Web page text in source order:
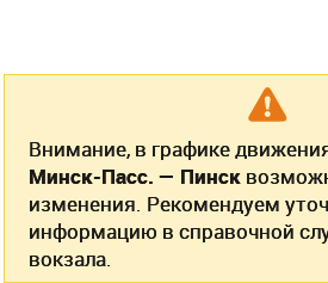
Внимание, в графике
Минск-Пасс. — Пинск
изменения. Рекомендуем
информацию в справочной
вокзала.